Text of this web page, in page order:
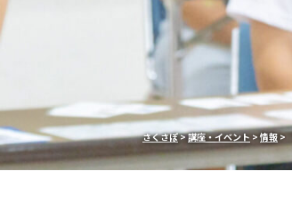
さくさぽ>講座・イベント>情報>